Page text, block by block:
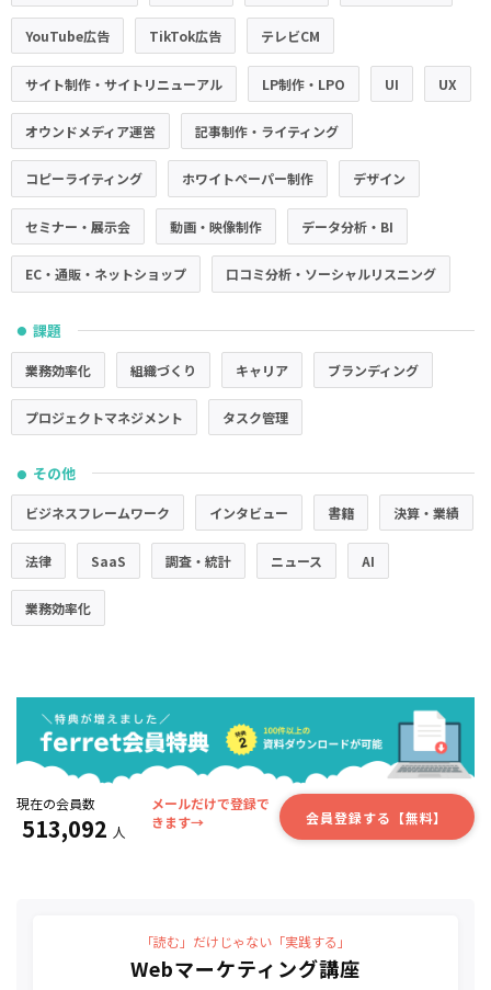
YouTube広告 TikTok広告 テレビCM
サイト制作・サイトリニューアル LP制作・LPO UI UX
オウンドメディア運営 記事制作・ライティング
コピーライティング ホワイトペーパー制作 デザイン
セミナー・展示会 動画・映像制作 データ分析・BI
EC・通販・ネットショップ 口コミ分析・ソーシャルリスニング
● 課題
業務効率化 組織づくり キャリア ブランディング
プロジェクトマネジメント タスク管理
● その他
ビジネスフレームワーク インタビュー 書籍 決算・業績
法律 SaaS 調査・統計 ニュース AI
業務効率化
現在の会員数
513,092 人
メールだけで登録で
きます→
会員登録する【無料】
「読む」だけじゃない「実践する」
Webマーケティング講座